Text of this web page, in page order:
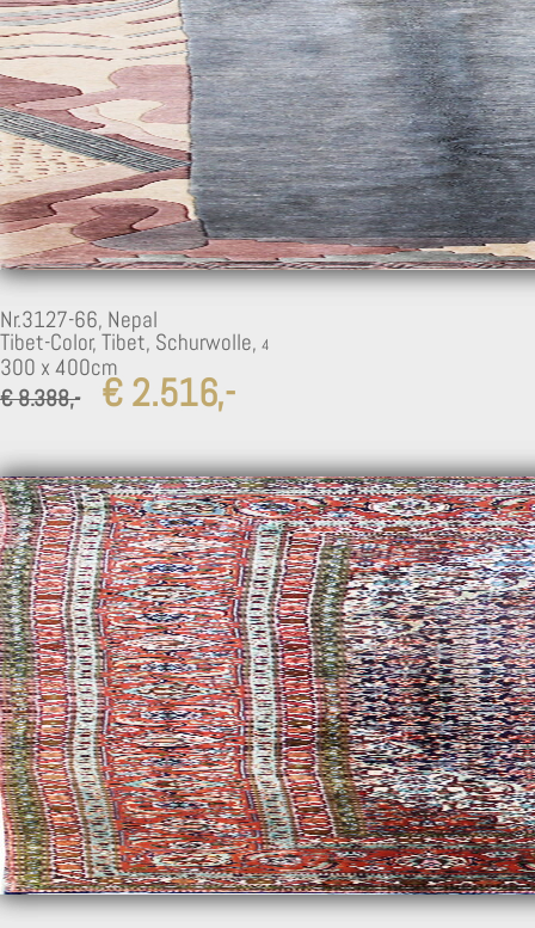
3
Nr.3127-66, Nepal
Tibet-Color, Tibet, Schurwolle,
300 x 400cm
€ 8.388,-
€ 2.516,-